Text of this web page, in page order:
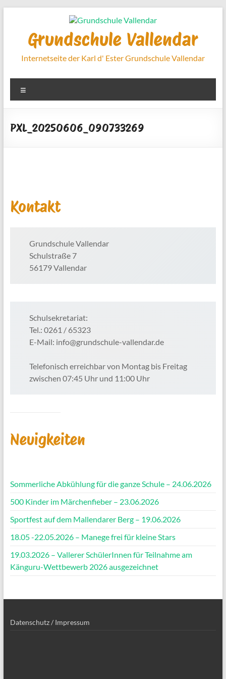
springenGrundschule Vallendar
Internetseite der Karl d' Ester Grundschule Vallendar
PXL_20250606_090733269
Kontakt
Grundschule Vallendar
Schulstraße 7
56179 Vallendar
Schulsekretariat:
Tel.: 0261 / 65323
E-Mail: info@grundschule-vallendar.de
Telefonisch erreichbar von Montag bis Freitag
zwischen 07:45 Uhr und 11:00 Uhr
Neuigkeiten
Sommerliche Abkühlung für die ganze Schule – 24.06.2026
500 Kinder im Märchenfieber – 23.06.2026
Sportfest auf dem Mallendarer Berg – 19.06.2026
18.05 -22.05.2026 – Manege frei für kleine Stars
19.03.2026 – Vallerer SchülerInnen für Teilnahme am
Känguru-Wettbewerb 2026 ausgezeichnet
Datenschutz / Impressum